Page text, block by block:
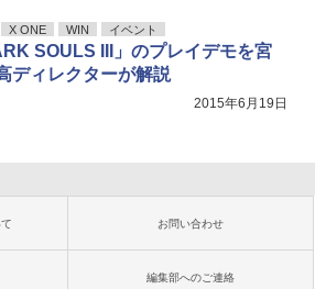
X ONE WIN イベント
SOULS III」のプレイデモを宮
ディレクターが解説
2015年6月19日
お問い合わせ
編集部へのご連絡